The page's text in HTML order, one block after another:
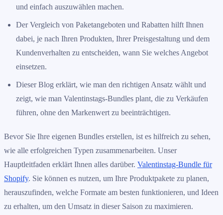
und einfach auszuwählen machen.
Der Vergleich von Paketangeboten und Rabatten hilft Ihnen
dabei, je nach Ihren Produkten, Ihrer Preisgestaltung und dem
Kundenverhalten zu entscheiden, wann Sie welches Angebot
einsetzen.
Dieser Blog erklärt, wie man den richtigen Ansatz wählt und
zeigt, wie man Valentinstags-Bundles plant, die zu Verkäufen
führen, ohne den Markenwert zu beeinträchtigen.
Bevor Sie Ihre eigenen Bundles erstellen, ist es hilfreich zu sehen,
wie alle erfolgreichen Typen zusammenarbeiten. Unser
Hauptleitfaden erklärt Ihnen alles darüber. Valentinstag-Bundle für
Shopify. Sie können es nutzen, um Ihre Produktpakete zu planen,
herauszufinden, welche Formate am besten funktionieren, und Ideen
zu erhalten, um den Umsatz in dieser Saison zu maximieren.